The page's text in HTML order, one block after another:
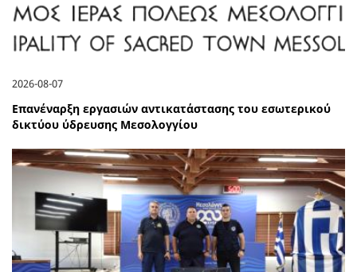
2026-08-07
Επανέναρξη εργασιών αντικατάστασης του εσωτερικού
δικτύου ύδρευσης Μεσολογγίου